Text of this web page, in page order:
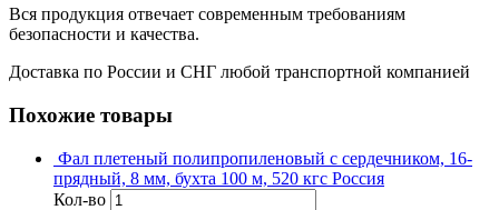
Вся продукция отвечает современным требованиям
безопасности и качества.
Доставка по России и СНГ любой транспортной компанией
Похожие товары
Фал плетеный полипропиленовый с сердечником, 16-
прядный, 8 мм, бухта 100 м, 520 кгс Россия
Кол-во